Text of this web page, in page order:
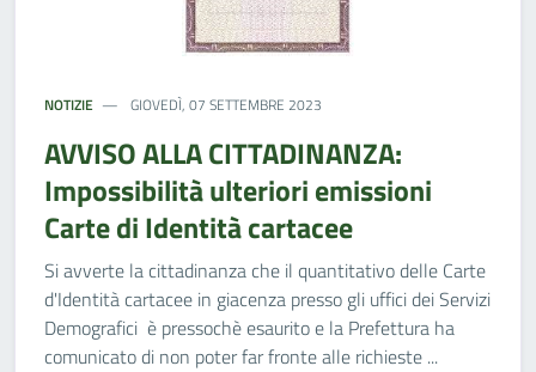
NOTIZIE GIOVEDÌ, 07 SETTEMBRE 2023
AVVISO ALLA CITTADINANZA:
Impossibilità ulteriori emissioni
Carte di Identità cartacee
Si avverte la cittadinanza che il quantitativo delle Carte
d'Identità cartacee in giacenza presso gli uffici dei Servizi
Demografici è pressochè esaurito e la Prefettura ha
comunicato di non poter far fronte alle richieste ...